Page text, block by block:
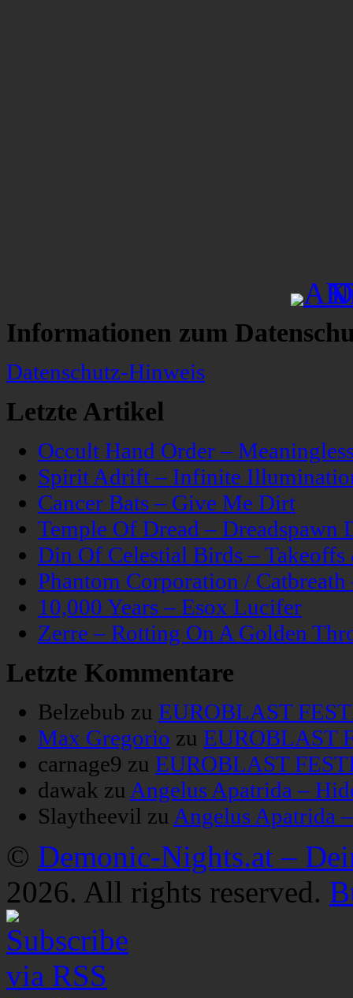
Informationen zum
Datenschutz-Hinweis
Letzte Artikel
Occult Hand Order –
Spirit Adrift – Infinite
Cancer Bats – Give Me Dirt
Temple Of Dread – Dreadspawn
Din Of Celestial Birds –
Phantom Corporation /
10,000 Years – Esox Lucifer
Zerre – Rotting On A Golden
Letzte Kommentare
Belzebub zu EUROBLAST
Max Gregorio zu EUROBLAST
carnage9 zu EUROBLAST
dawak zuAngelus Apatrida –
Slaytheevil zuAngelus Apatrida
© Demonic-Nights.at –
2026. All rights reserved.